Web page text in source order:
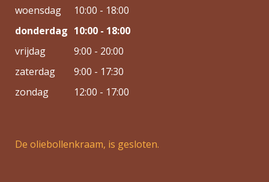
woensdag
10:00 - 18:00
donderdag 10:00 - 18:00
vrijdag
9:00 - 20:00
zaterdag
9:00 - 17:30
zondag
12:00 - 17:00
De oliebollenkraam, is gesloten.